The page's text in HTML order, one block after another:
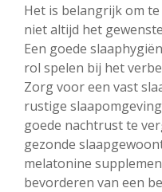
Het is belangrijk om
niet altijd het
Een goede
rol spelen bij het
Zorg voor een vast
rustige
goede nachtrust te
gezonde
melatonine
bevorderen van een